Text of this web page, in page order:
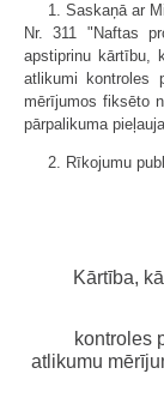
1. Saskaņā ar
Nr. 311 "Naftas
apstiprinu kārtību,
atlikumi kontroles
mērījumos fiksēto
pārpalikuma
2. Rīkojumu
Kārtība,
kontroles
atlikumu